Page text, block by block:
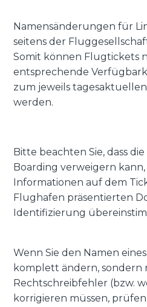
Namensänderungen für
seitens der
Somit können Flugtickets
entsprechende
zum jeweils
werden.
Bitte beachten Sie, dass
Boarding verweigern
Informationen auf dem
Flughafen präsentierten
Identifizierung
Wenn Sie den Namen
komplett ändern, sondern
Rechtschreibfehler (bzw.
korrigieren müssen,